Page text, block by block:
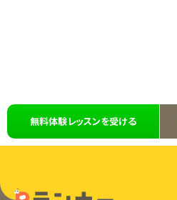
無料体験レッスンを受ける